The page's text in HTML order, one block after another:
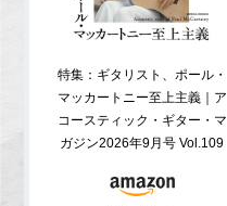
特集：ギタリスト、ポール・
マッカートニー至上主義｜ア
コースティック・ギター・マ
ガジン2026年9月号 Vol.109